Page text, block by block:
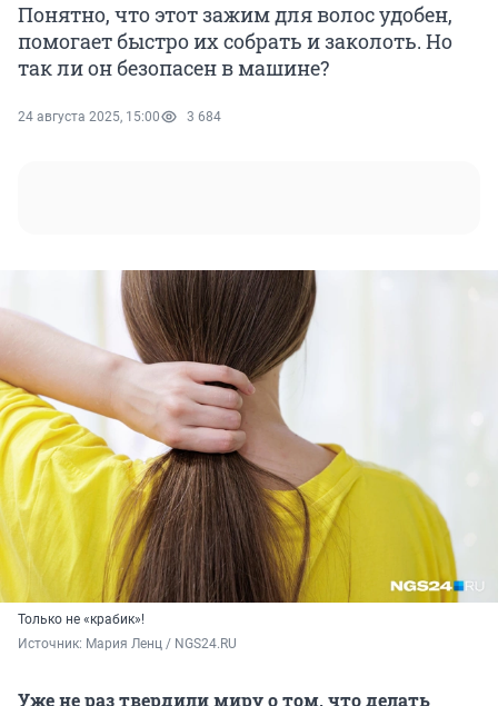
Понятно, что этот зажим для волос удобен,
помогает быстро их собрать и заколоть. Но
так ли он безопасен в машине?
24 августа 2025, 15:00 3 684
Только не «крабик»!
Источник: Мария Ленц / NGS24.RU
Уже не раз твердили миру о том, что делать